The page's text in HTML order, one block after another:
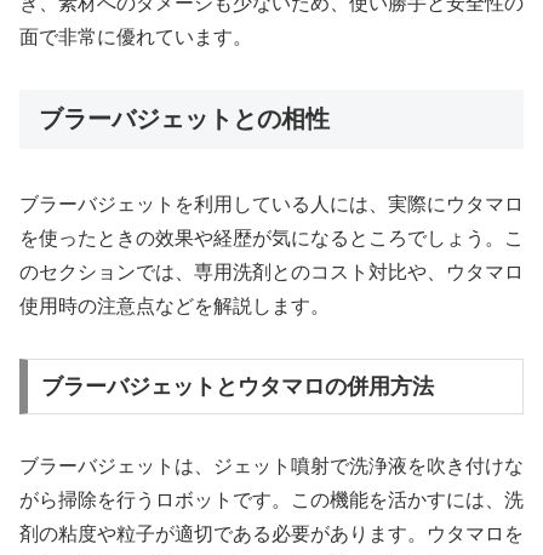
面で非常に優れています。
ブラーバジェットとの相性
ブラーバジェットを利用している人には、実際にウタマロ
を使ったときの效果や経歴が気になるところでしょう。こ
のセクションでは、専用洗剤とのコスト対比や、ウタマロ
使用時の注意点などを解説します。
ブラーバジェットとウタマロの併用方法
ブラーバジェットは、ジェット噴射で洗浄液を吹き付けな
がら掃除を行うロボットです。この機能を活かすには、洗
剤の粘度や粒子が適切である必要があります。ウタマロを